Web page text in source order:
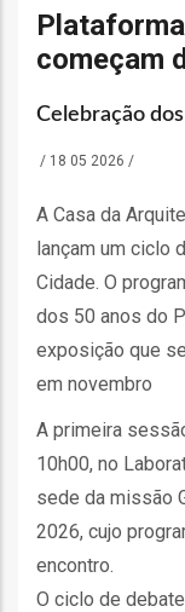
começam
Celebração
/ 18 05 2026 /
A Casa da
lançam um ciclo
Cidade. O
dos 50 anos do
exposição que
em novembro
A primeira
10h00, no
sede da missão
2026, cujo
encontro.
O ciclo de